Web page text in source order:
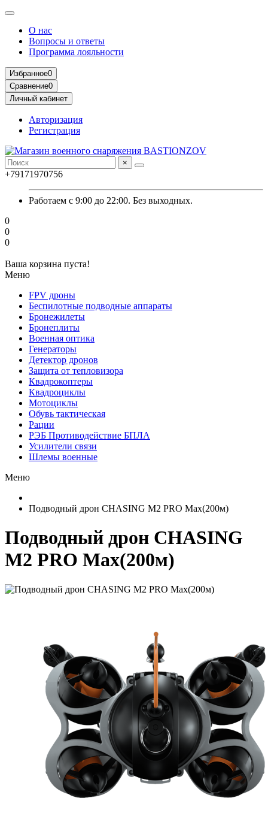
О нас
Вопросы и ответы
Программа лояльности
Избранное0
Сравнение0
Личный кабинет
Авторизация
Регистрация
×
+79171970756
Работаем с 9:00 до 22:00. Без выходных.
0
0
0
Ваша корзина пуста!
Меню
FPV дроны
Беспилотные подводные аппараты
Бронежилеты
Бронеплиты
Военная оптика
Генераторы
Детектор дронов
Защита от тепловизора
Квадрокоптеры
Квадроциклы
Мотоциклы
Обувь тактическая
Рации
РЭБ Противодействие БПЛА
Усилители связи
Шлемы военные
Меню
Подводный дрон CHASING M2 PRO Max(200м)
Подводный дрон CHASING
M2 PRO Max(200м)